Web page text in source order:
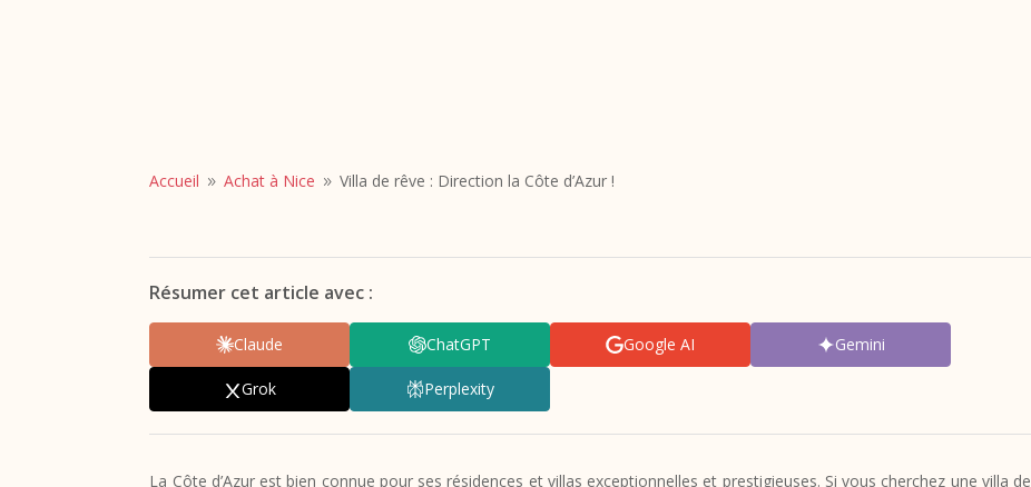
Accueil 9 Achat à Nice 9 Villa de rêve : Direction la Côte d’Azur !
Résumer cet article avec :
Claude ChatGPT Google AI Gemini
Grok Perplexity
La Côte d’Azur est bien connue pour ses résidences et villas exceptionnelles et prestigieuses. Si vous cherchez une villa de